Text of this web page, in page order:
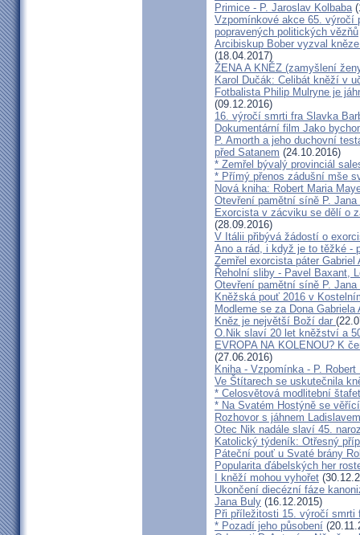
Primice - P. Jaroslav Kolbaba
Vzpomínkové akce 65. výročí
popravených politických vězňů
Arcibiskup Bober vyzval
(18.04.2017)
ŽENA A KNĚZ (zamyšlení
Karol Dučák: Celibát kněží v
Fotbalista Philip Mulryne je
(09.12.2016)
16. výročí smrti fra Slavka
Dokumentární film Jako
P. Amorth a jeho duchovní
před Satanem (24.10.2016)
* Zemřel bývalý provinciál
* Přímý přenos zádušní mše
Nová kniha: Robert Maria
Otevření pamětní síně P.
Exorcista v zácviku se dělí o
(28.09.2016)
V Itálii přibývá žádostí o
Ano a rád, i když je to těžké -
Zemřel exorcista páter Gabriel
Řeholní sliby - Pavel Baxant,
Otevření pamětní síně P. Jana
Kněžská pouť 2016 v
Modleme se za Dona Gabriela
Kněz je největší Boží dar
O.Nik slaví 20 let kněžství a
EVROPA NA KOLENOU? K
(27.06.2016)
Kniha - Vzpomínka - P. Robert
Ve Štítarech se uskutečnila
* Celosvětová modlitební
* Na Svatém Hostýně se
Rozhovor s jáhnem
Otec Nik nadále slaví 45.
Katolický týdeník: Otřesný
Páteční pouť u Svaté brány
Popularita ďábelských her
I kněží mohou vyhořet
Ukončení diecézní fáze
Jana Buly (16.12.2015)
Při příležitosti 15. výročí smrti
* Pozadí jeho působení